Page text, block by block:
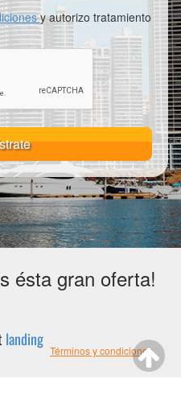
y autorizo tratamiento
ésta gran oferta!
landing
Términos y condiciones